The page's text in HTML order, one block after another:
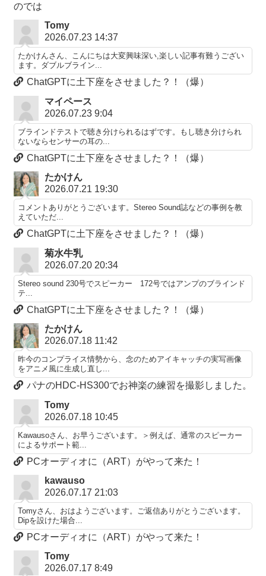
のでは
Tomy
2026.07.23 14:37
たかけんさん、こんにちは大変興味深い,楽しい記事有難うござい
ます。ダブルブライン...
ChatGPTに土下座をさせました？！（爆）
マイペース
2026.07.23 9:04
ブラインドテストで聴き分けられるはずです。もし聴き分けられ
ないならセンサーの耳の...
ChatGPTに土下座をさせました？！（爆）
たかけん
2026.07.21 19:30
コメントありがとうございます。Stereo Sound誌などの事例を教
えていただ...
ChatGPTに土下座をさせました？！（爆）
菊水牛乳
2026.07.20 20:34
Stereo sound 230号でスピーカー 172号ではアンプのブラインド
テ...
ChatGPTに土下座をさせました？！（爆）
たかけん
2026.07.18 11:42
昨今のコンプライス情勢から、念のためアイキャッチの実写画像
をアニメ風に生成し直し...
パナのHDC-HS300でお神楽の練習を撮影しました。
Tomy
2026.07.18 10:45
Kawausoさん、お早うございます。＞例えば、通常のスピーカー
によるサポート範...
PCオーディオに（ART）がやって来た！
kawauso
2026.07.17 21:03
Tomyさん、おはようございます。ご返信ありがとうございます。
Dipを設けた場合...
PCオーディオに（ART）がやって来た！
Tomy
2026.07.17 8:49